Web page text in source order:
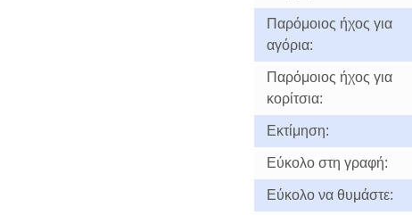
Παρόμοιος ήχος για
αγόρια:
Παρόμοιος ήχος για
κορίτσια:
Εκτίμηση:
Εύκολο στη γραφή:
Εύκολο να θυμάστε: